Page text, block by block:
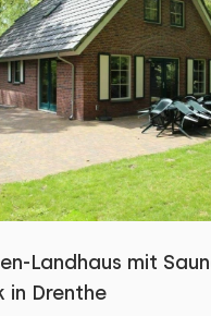
Landhaus mit
in Drenthe